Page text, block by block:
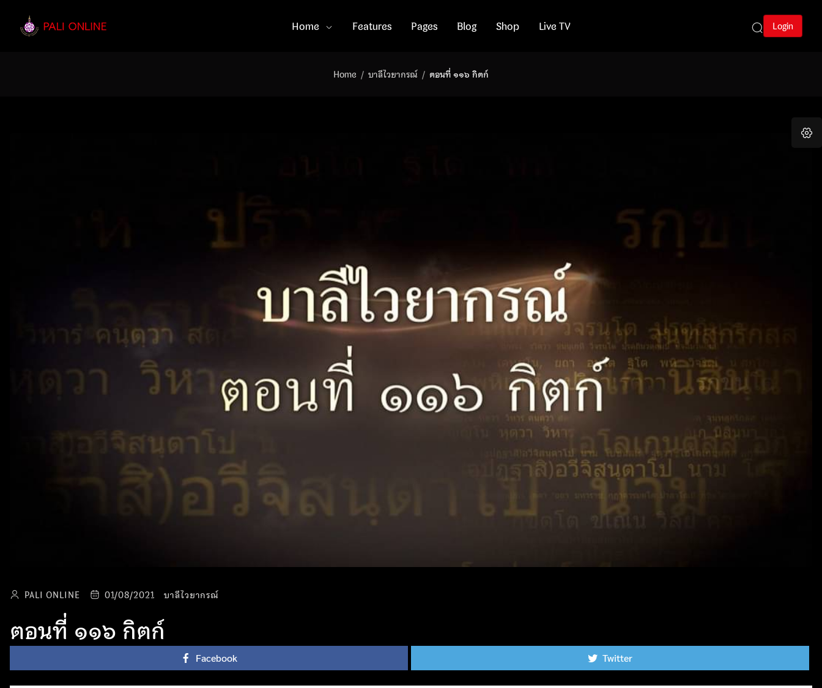
Home Features Pages Blog Shop Live TV Login
Home บาลีไวยากรณ์ ตอนที่ ๑๑๖ กิตก์
PALI ONLINE 01/08/2021 บาลีไวยากรณ์
ตอนที่ ๑๑๖ กิตก์
Facebook Twitter